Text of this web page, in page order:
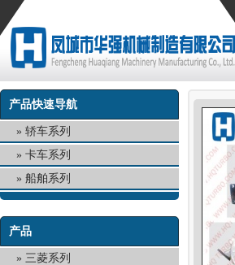
产品快速导航
轿车系列
卡车系列
船舶系列
产品
三菱系列